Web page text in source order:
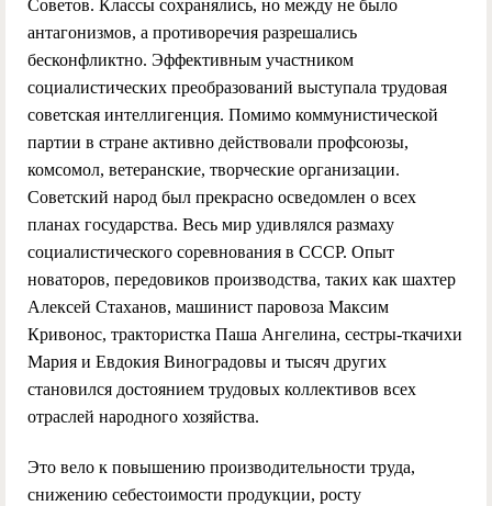
Советов. Классы сохранялись, но между не было
антагонизмов, а противоречия разрешались
бесконфликтно. Эффективным участником
социалистических преобразований выступала трудовая
советская интеллигенция. Помимо коммунистической
партии в стране активно действовали профсоюзы,
комсомол, ветеранские, творческие организации.
Советский народ был прекрасно осведомлен о всех
планах государства. Весь мир удивлялся размаху
социалистического соревнования в СССР. Опыт
новаторов, передовиков производства, таких как шахтер
Алексей Стаханов, машинист паровоза Максим
Кривонос, трактористка Паша Ангелина, сестры-ткачихи
Мария и Евдокия Виноградовы и тысяч других
становился достоянием трудовых коллективов всех
отраслей народного хозяйства.
Это вело к повышению производительности труда,
снижению себестоимости продукции, росту